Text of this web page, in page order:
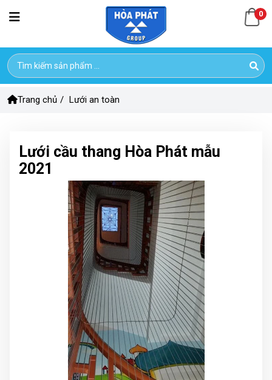
0
Trang chủ / Lưới an toàn
Lưới cầu thang Hòa Phát mẫu
2021